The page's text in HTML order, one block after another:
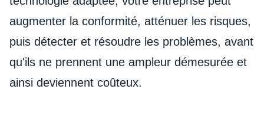
Italia (Italiano)
Nederlands (English)
Denmark (English)
日本（日本語)
Singapore (English)
CROISSANCE ET OPTIMISATION
DÉVELOPPEMENT DURABLE
DEVOIR DE PROTECTION
augmenter la conformité, atténuer les risques,
puis détecter et résoudre les problèmes, avant
qu'ils ne prennent une ampleur démesurée et
ainsi deviennent coûteux.